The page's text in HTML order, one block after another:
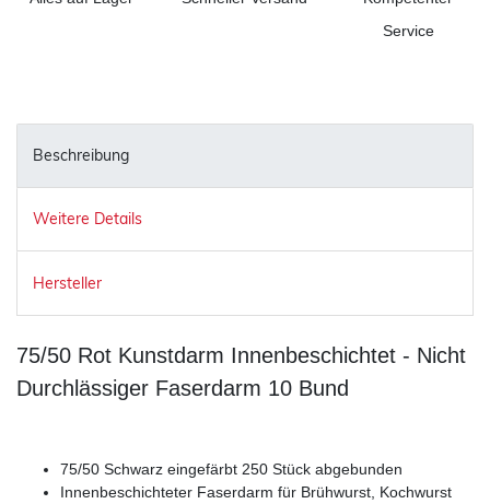
Service
Beschreibung
Weitere Details
Hersteller
75/50 Rot Kunstdarm Innenbeschichtet - Nicht
Durchlässiger Faserdarm 10 Bund
75/50 Schwarz eingefärbt 250 Stück abgebunden
Innenbeschichteter Faserdarm für Brühwurst, Kochwurst